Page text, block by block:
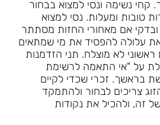
קחי נשימה ונסי למצוא בבחור
טובות ומעלות. נסי למצוא
אם מאחורי החזות מסתתר
את עלולה להפסיד את מי שמתאים
לא מוצלח. תני הזדמנות
על "אי התאמה לרשימת
בראשך. זכרי שכדי לקיים
צריכים לבחור ולהתמקד
זה, ולהכיל את נקודות